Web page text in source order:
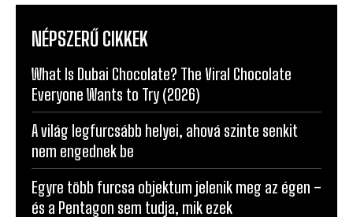
NÉPSZERŰ CIKKEK
What Is Dubai Chocolate? The Viral Chocolate
Everyone Wants to Try (2026)
A világ legfurcsább helyei, ahová szinte senkit
nem engednek be
Egyre több furcsa objektum jelenik meg az égen –
és a Pentagon sem tudja, mik ezek